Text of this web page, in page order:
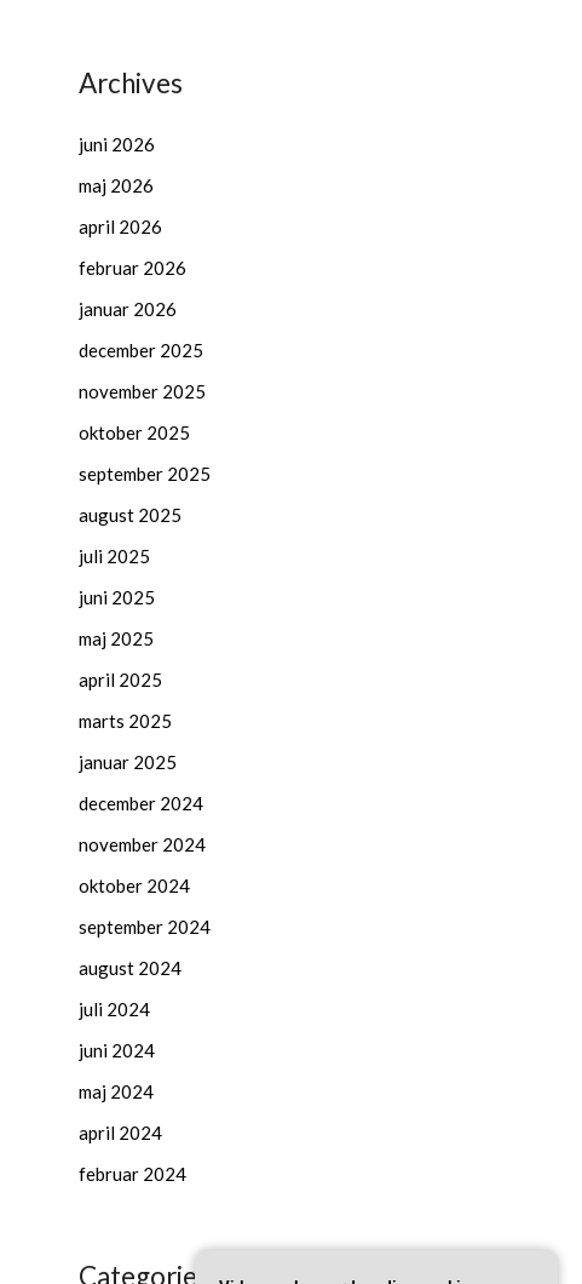
Archives
juni 2026
maj 2026
april 2026
februar 2026
januar 2026
december 2025
november 2025
oktober 2025
september 2025
august 2025
juli 2025
juni 2025
maj 2025
april 2025
marts 2025
januar 2025
december 2024
november 2024
oktober 2024
september 2024
august 2024
juli 2024
juni 2024
maj 2024
april 2024
februar 2024
Categories